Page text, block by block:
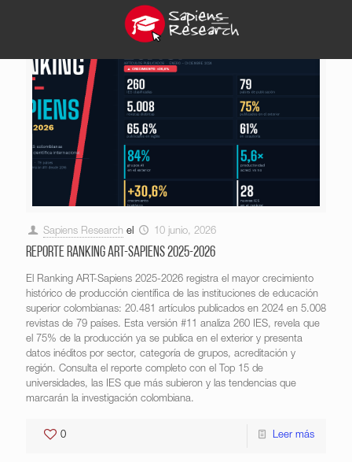
Sapiens Research el 10 junio, 2026
Reporte Ranking ART-Sapiens 2025-2026
El Ranking ART-Sapiens 2025-2026 registra el mayor crecimiento
histórico de producción científica de las instituciones de educación
superior colombianas: 20.481 artículos publicados en 2024 en 5.008
revistas de 79 países. Esta versión #11 analiza 260 IES, revela que
el 75% de la producción ya se publica en el exterior y presenta
datos inéditos por sector, categoría de grupos, acreditación y
región. Consulta el reporte completo con el Top 15 de
universidades, las IES que más subieron y las tendencias que
marcarán la investigación colombiana.
0 Leer más